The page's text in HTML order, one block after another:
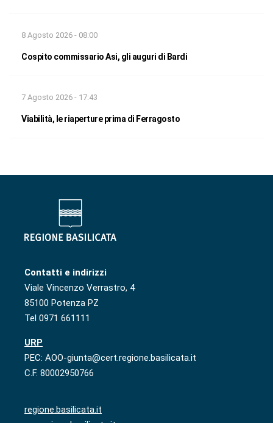
8 Agosto 2026 - 08:00
Cospito commissario Asi, gli auguri di Bardi
7 Agosto 2026 - 17:43
Viabilità, le riaperture prima di Ferragosto
Contatti e indirizzi
Viale Vincenzo Verrastro, 4
85100 Potenza PZ
Tel 0971 661111
URP
PEC: AOO-giunta@cert.regione.basilicata.it
C.F. 80002950766
regione.basilicata.it